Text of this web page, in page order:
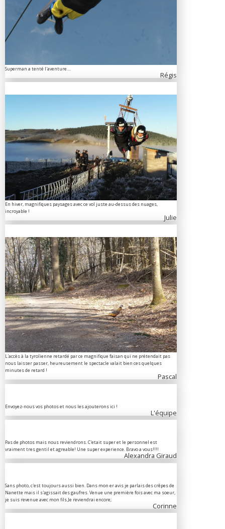
Superman a tenté l'aventure....
Régis
En hiver, magnifiques paysages avec ce vol juste au-dessus des nuages,
incroyable !
Julie
L'accès à la tyrolienne retardé par ce magnifique faisan qui ne prétendait pas
nous laisser passer, heureusement le spectacle valait bien ces quelques
minutes de retard !
Pascal
Envoyez-nous vos photos et nous les ajouterons ici !
L'équipe
Pas de photos mais nous reviendrons. C'etait super et le personnel est
vraiment tres gentil et agreable! Une super experience. Bravo a vous!!!!
Alexandra Giraud
Sans photo, c'est toujours aussi bien. Dans mon er avis je parlais des crêpes de
Nanette mais il s'agissait des gaufres. Venue une première fois avec ma soeur,
je suis revenue avec mon fils.Je reviendrai encore;
Corinne